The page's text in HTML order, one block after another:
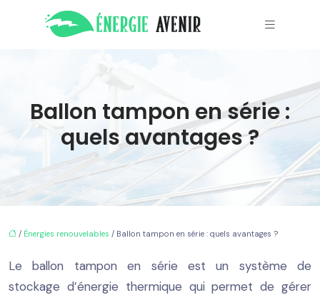
Ballon tampon en série :
quels avantages ?
/ Énergies renouvelables / Ballon tampon en série : quels avantages ?
Le ballon tampon en série est un système de
stockage d’énergie thermique qui permet de gérer